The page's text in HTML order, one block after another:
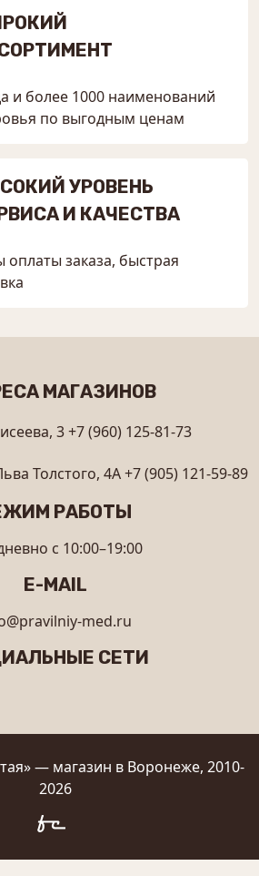
и более 1000 наименований
по выгодным ценам
УРОВЕНЬ
И КАЧЕСТВА
заказа, быстрая
МАГАЗИНОВ
3+7 (960) 125-81-73
Толстого, 4А+7 (905) 121-59-89
РАБОТЫ
с 10:00–19:00
E-MAIL
med.ru
СЕТИ
— магазин в Воронеже, 2010-
2026